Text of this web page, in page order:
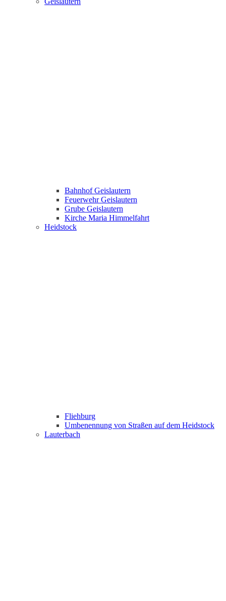
Bahnhof Geislautern
Feuerwehr Geislautern
Grube Geislautern
Kirche Maria Himmelfahrt
Heidstock
Fliehburg
Umbenennung von Straßen auf dem Heidstock
Lauterbach